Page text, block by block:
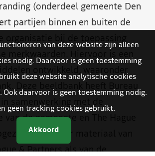
(onderdeel gemeente Den
partijen binnen en buiten de
van de gemeente en The Hague
Je vindt er materiaal van
& Partners als van de
van deze website zijn alleen
nodig. Daarvoor is geen toestemming
deze website analytische cookies
Ook daarvoor is geen toestemming nodig.
geen tracking cookies gebruikt.
Akkoord